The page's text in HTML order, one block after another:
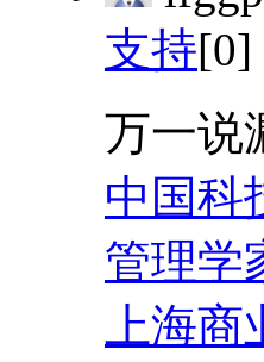
支持[0]
万一说
中国科
管理学
上海